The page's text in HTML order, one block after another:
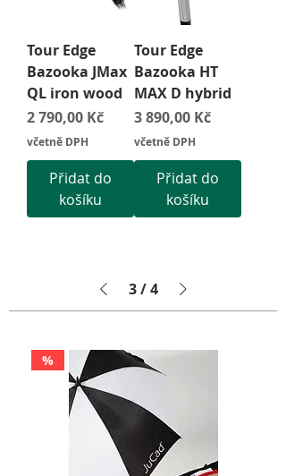
Tour Edge
Bazooka JMax
QL iron wood
Cena
2 790,00 Kč
včetně DPH
Přidat do
košíku
Tour Edge
Bazooka HT
MAX D hybrid
Cena
3 890,00 Kč
včetně DPH
Přidat do
košíku
3 / 4
%